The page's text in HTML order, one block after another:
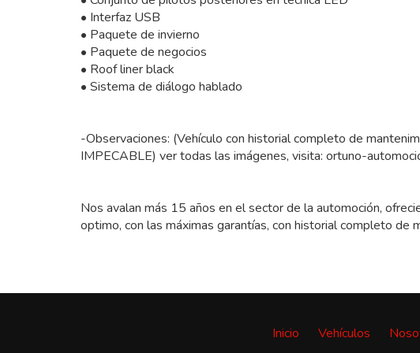
• Interfaz USB
• Paquete de invierno
• Paquete de negocios
• Roof liner black
• Sistema de diálogo hablado
-Observaciones: (Vehículo con historial completo de
IMPECABLE) ver todas las imágenes, visita: ortuno-
Nos avalan más 15 años en el sector de la automoción,
optimo, con las máximas garantías, con historial completo de
Inicio Vehículos